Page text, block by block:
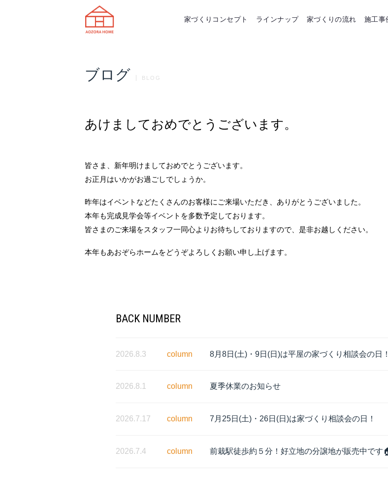
家づくりコンセプト
ラインナップ 家づくりの流れ 施工事
ブログ BLOG
あけましておめでとうございます。
皆さま、新年明けましておめでとうございます。
お正月はいかがお過ごしでしょうか。
昨年はイベントなどたくさんのお客様にご来場いただき、ありがとうございました。
本年も完成見学会等イベントを多数予定しております。
皆さまのご来場をスタッフ一同心よりお待ちしておりますので、是非お越しください。
本年もあおぞらホームをどうぞよろしくお願い申し上げます。
BACK NUMBER
2026.8.3 column 8月8日(土)・9日(日)は平屋の家づくり相談会の日！
2026.8.1 column 夏季休業のお知らせ
2026.7.17 column 7月25日(土)・26日(日)は家づくり相談会の日！
2026.7.4 column 前栽駅徒歩約５分！好立地の分譲地が販売中です